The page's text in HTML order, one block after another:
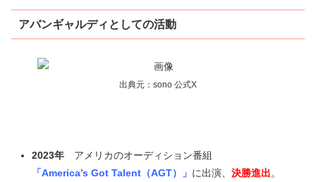
アバンギャルディとしての活動
出典元：sono 公式X
2023年アメリカのオーディション番組
「America’s Got Talent（AGT）」 に出演、 決勝進出。